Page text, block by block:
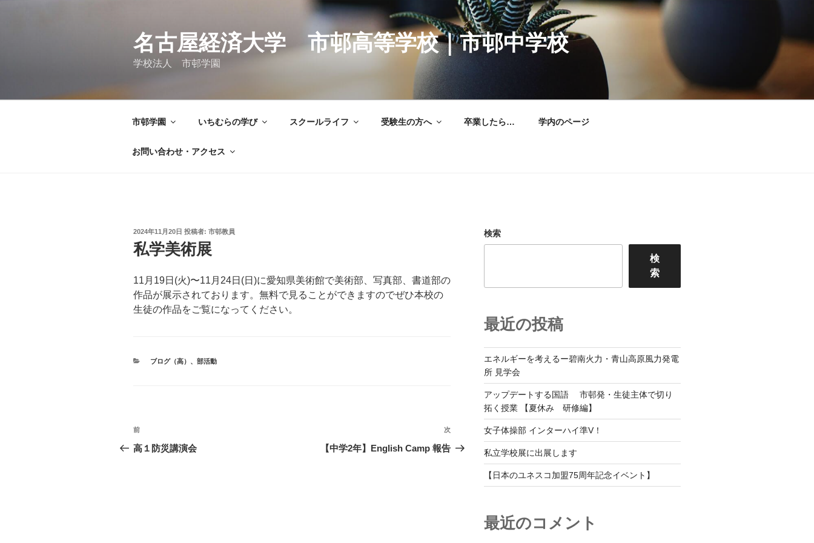
名古屋経済大学 市邨高等学校｜市邨中学校
学校法人 市邨学園
市邨学園 いちむらの学び スクールライフ 受験生の方へ 卒業したら… 学内のページ
お問い合わせ・アクセス
投
稿
日:
2024年11月20日 投稿者: 市邨教員
私学美術展
11月19日(火)〜11月24日(日)に愛知県美術館で美術部、写真部、書道部の
作品が展示されております。無料で見ることができますのでぜひ本校の
生徒の作品をご覧になってください。
カ
ブログ（高） 、 部活動
投
稿
前
の
前
高１防災講演会
次
の
次
【中学2年】English Camp 報告
検索
検
索
最近の投稿
エネルギーを考えるー碧南火力・青山高原風力発電
所 見学会
アップデートする国語 市邨発・生徒主体で切り
拓く授業 【夏休み 研修編】
女子体操部 インターハイ準V！
私立学校展に出展します
【日本のユネスコ加盟75周年記念イベント】
最近のコメント